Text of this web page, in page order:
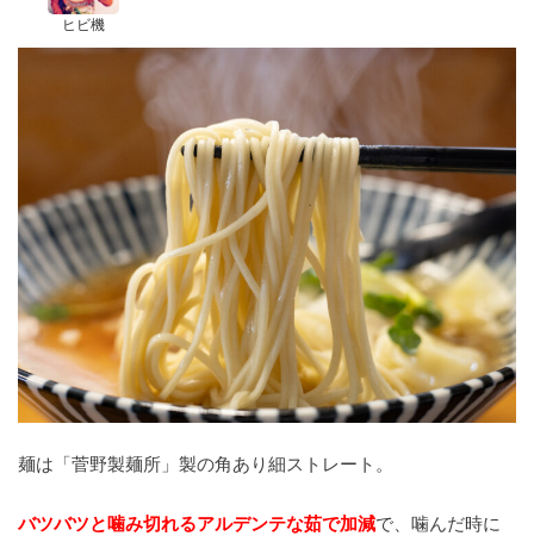
ヒビ機
麺は「菅野製麺所」製の角あり細ストレート。
バツバツと噛み切れるアルデンテな茹で加減で、噛んだ時に